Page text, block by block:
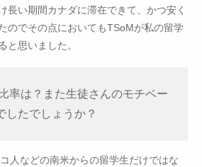
長い期間カナダに滞在できて、かつ安く
のでその点においてもTSoMが私の留学
と思いました。
率は？また生徒さんのモチベー
したでしょうか？
人などの南米からの留学生だけではな